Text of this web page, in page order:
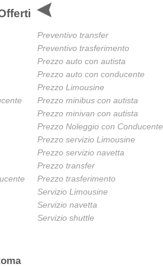
Preventivo transfer
Preventivo trasferimento
Prezzo auto con autista
Prezzo auto con conducente
Prezzo Limousine
Prezzo minibus con autista
Prezzo minivan con autista
Prezzo Noleggio con Conducente
Prezzo servizio Limousine
Prezzo servizio navetta
Prezzo transfer
Prezzo trasferimento
Servizio Limousine
Servizio navetta
Servizio shuttle